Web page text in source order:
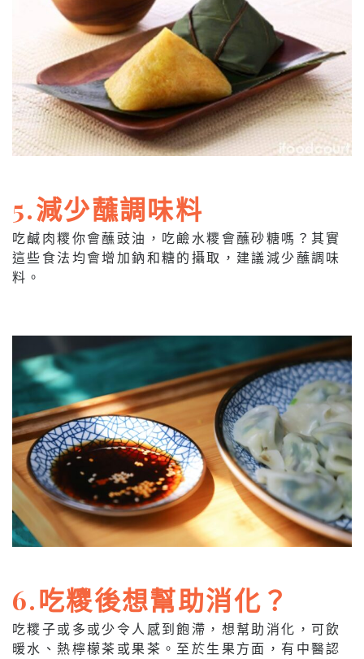
5.減少蘸調味料
吃鹹肉糭你會蘸豉油，吃鹼水糭會蘸砂糖嗎？其實
這些食法均會增加鈉和糖的攝取，建議減少蘸調味
料。
6.吃糭後想幫助消化？
吃糭子或多或少令人感到飽滯，想幫助消化，可飲
暖水、熱檸檬茶或果茶。至於生果方面，有中醫認